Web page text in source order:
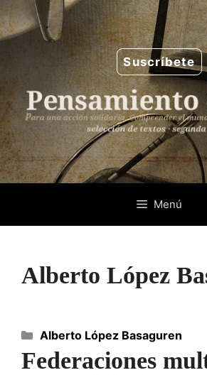
Saltar
al
contenido
Suscríbete
Menú
Alberto López
Federaciones
Categorías
Alberto López Basaguren